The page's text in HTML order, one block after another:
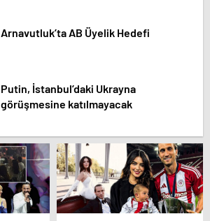
Arnavutluk’ta AB Üyelik Hedefi
Putin, İstanbul’daki Ukrayna
görüşmesine katılmayacak